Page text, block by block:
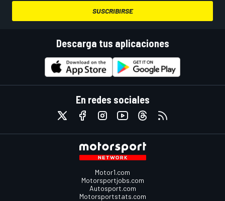
SUSCRIBIRSE
Descarga tus aplicaciones
En redes sociales
Motor1.com
Motorsportjobs.com
Autosport.com
Motorsportstats.com